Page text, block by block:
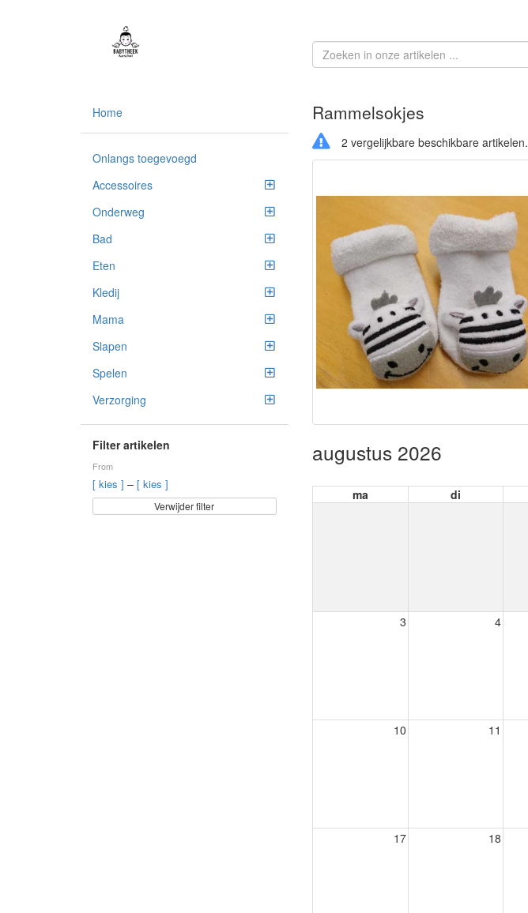
Home
Onlangs toegevoegd
Accessoires
Onderweg
Bad
Eten
Kledij
Mama
Slapen
Spelen
Verzorging
Filter artikelen
From
[ kies ] – [ kies ]
Verwijder filter
Rammelsokjes
2 vergelijkbare beschikbare artikelen.
augustus 2026
ma di
3 4
10 11
17 18